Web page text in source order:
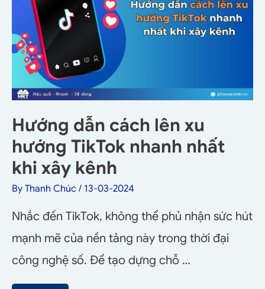
Hướng dẫn cách lên xu
hướng TikTok nhanh nhất
khi xây kênh
By Thanh Chúc / 13-03-2024
Nhắc đến TikTok, không thể phủ nhận sức hút
mạnh mẽ của nền tảng này trong thời đại
công nghệ số. Để tạo dựng chỗ …